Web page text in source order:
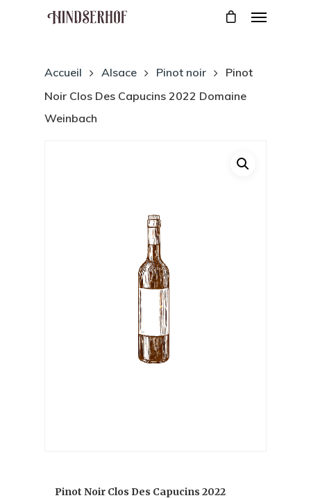
Accueil Alsace Pinot noir
Pinot
Noir Clos Des Capucins 2022 Domaine
Weinbach
Pinot Noir Clos Des Capucins 2022